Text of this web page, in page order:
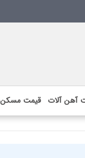
آهن آلات قیمت مسکن